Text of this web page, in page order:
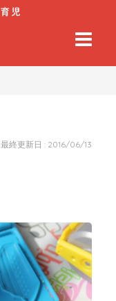
最終更新日 : 2016/06/13